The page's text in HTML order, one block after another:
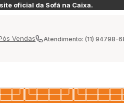
site oficial da Sofá na Caixa.
Vendas Atendimento: (11) 94798-